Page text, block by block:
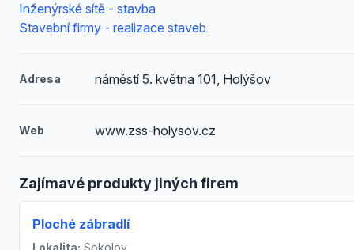
Inženýrské sítě - stavba
Stavební firmy - realizace staveb
Adresa náměstí 5. května 101, Holýšov
Web www.zss-holysov.cz
Zajímavé produkty jiných firem
Ploché zábradlí
Lokalita: Sokolov